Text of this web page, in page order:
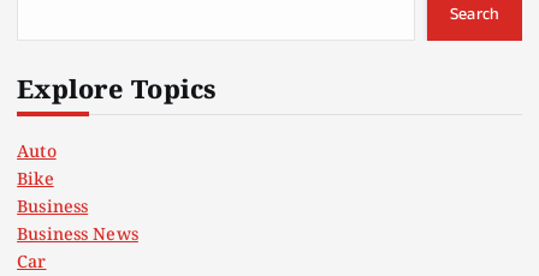
Search
Explore Topics
Auto
Bike
Business
Business News
Car